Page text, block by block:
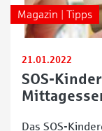
Magazin | Tipps
21.01.2022
SOS-
Das SOS-